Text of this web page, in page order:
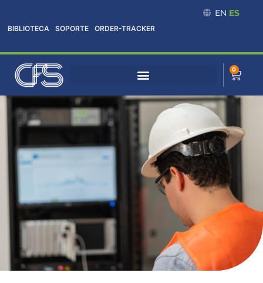
al
contenido
BIBLIOTECA SOPORTE ORDER-TRACKER
EN ES
0
Cart